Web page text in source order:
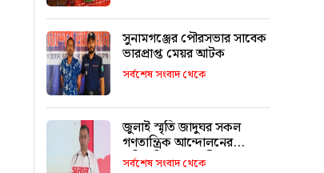
সুনামগঞ্জের পৌরসভার সাবেক
ভারপ্রাপ্ত মেয়র আটক
সর্বশেষ সংবাদ থেকে
জুলাই স্মৃতি জাদুঘর সকল
গণতান্ত্রিক আন্দোলনের
প্রতিচ্ছবি: প্রধানমন্ত্রী
সর্বশেষ সংবাদ থেকে